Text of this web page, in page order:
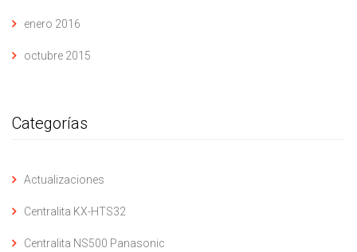
enero 2016
octubre 2015
Categorías
Actualizaciones
Centralita KX-HTS32
Centralita NS500 Panasonic